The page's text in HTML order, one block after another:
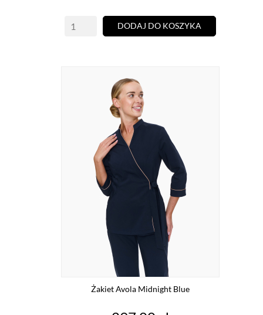
DODAJ DO KOSZYKA
Żakiet Avola Midnight Blue